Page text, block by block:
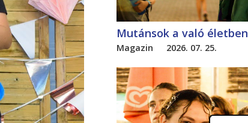
Mutánsok a való életben
Magazin 2026. 07. 25.